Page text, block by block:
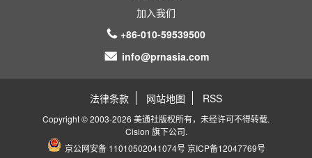
加入我们
+86-010-59539500
info@prnasia.com
法律条款 网站地图 RSS
Copyright © 2003-2026 美通社版权所有，未经许可不得转载.
Cision 旗下公司.
京公网安备 11010502041074号 京ICP备12047769号